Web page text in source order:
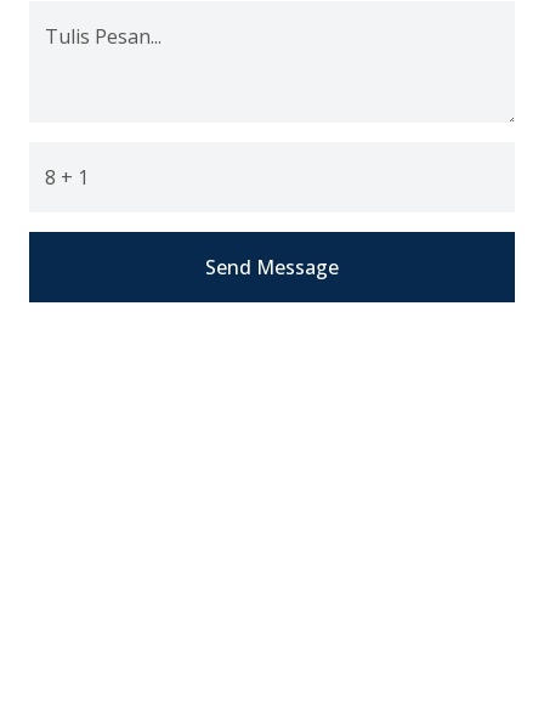
Tulis Pesan...
8 + 1
Send Message